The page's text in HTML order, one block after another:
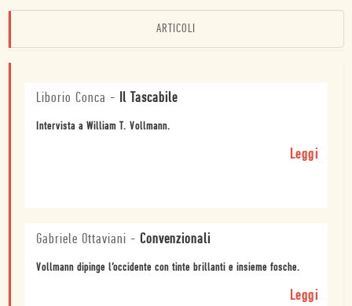
ARTICOLI
Liborio Conca - Il Tascabile
Intervista a William T. Vollmann.
Leggi
Gabriele Ottaviani - Convenzionali
Vollmann dipinge l’occidente con tinte brillanti e insieme fosche.
Leggi